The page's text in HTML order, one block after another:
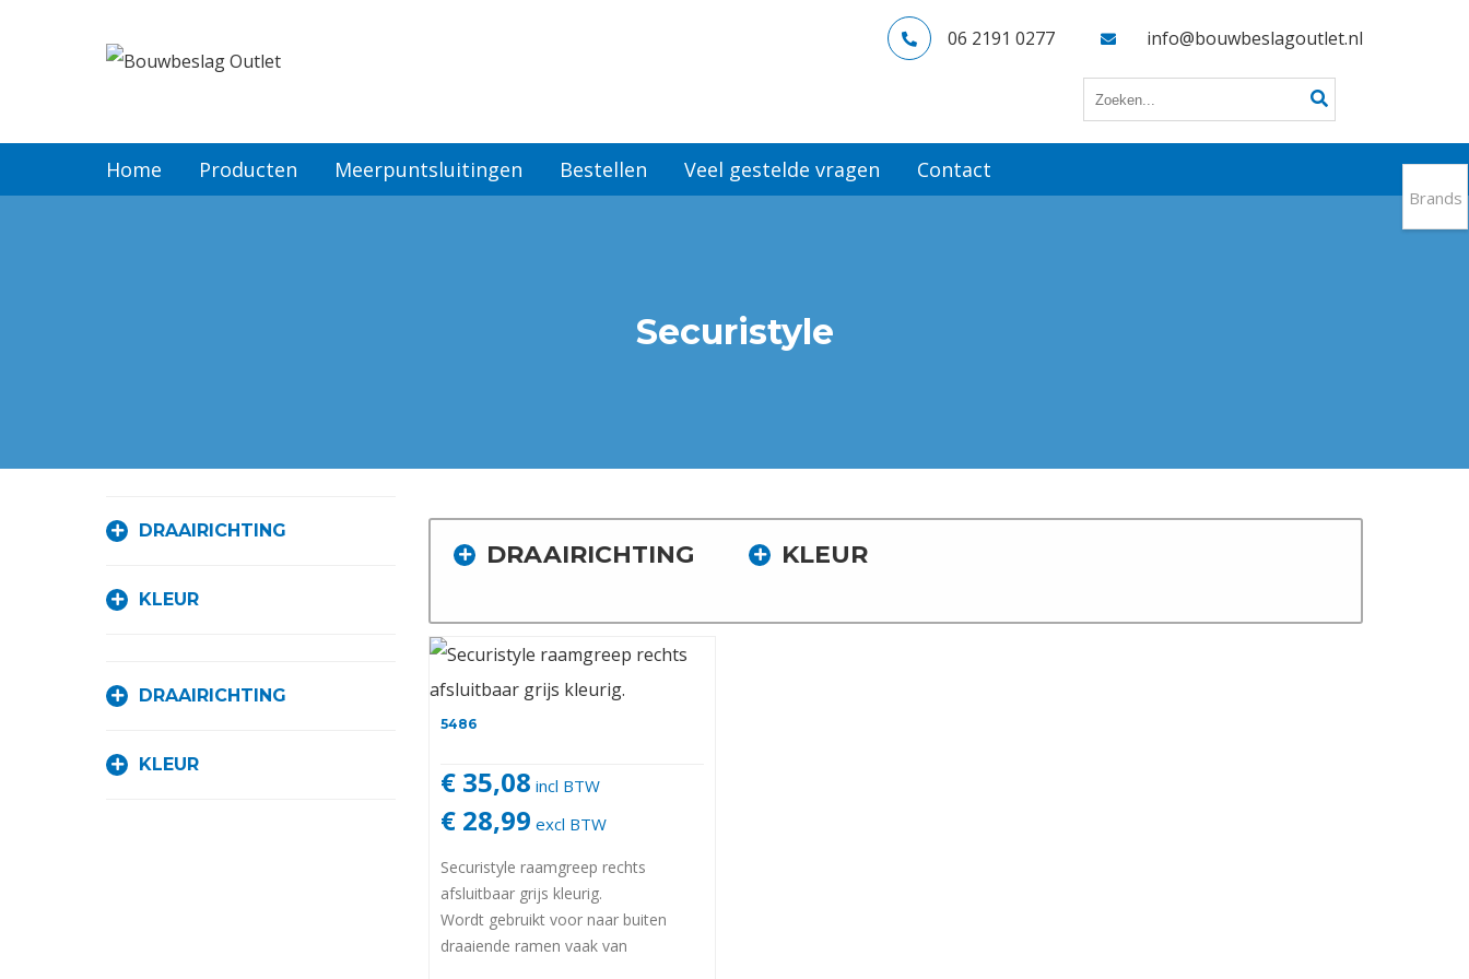
Producten
06 2191 0277 info@bouwbeslagoutlet.nl
Home Producten Meerpuntsluitingen Bestellen Veel gestelde vragen Contact
Securistyle
DRAAIRICHTING
KLEUR
DRAAIRICHTING
KLEUR
DRAAIRICHTING KLEUR
5486
€ 35,08 incl BTW
€ 28,99 excl BTW
Securistyle raamgreep rechts
afsluitbaar grijs kleurig.
Wordt gebruikt voor naar buiten
draaiende ramen vaak van
Brands